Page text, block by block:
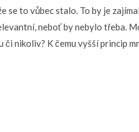
se to vůbec stalo. To by je
neboť by nebylo třeba.
nikoliv? K čemu vyšší princip